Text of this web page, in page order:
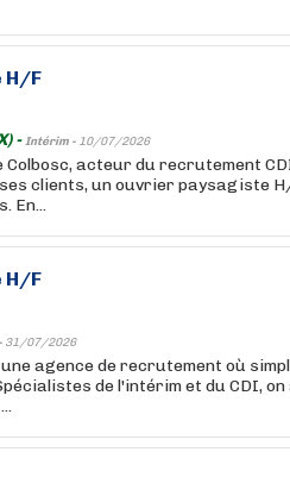
H/F
-Intérim - 10/07/2026
Colbosc, acteur du recrutement
clients, un ouvrier paysagiste
En...
H/F
31/07/2026
agence de recrutement où
de l'intérim et du CDI,